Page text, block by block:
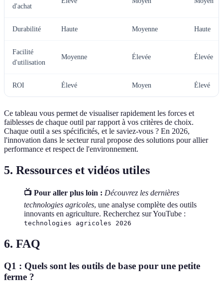
d'achat
Durabilité Haute Moyenne Haute
Facilité
d'utilisation
Moyenne Élevée Élevée
ROI Élevé Moyen Élevé
Ce tableau vous permet de visualiser rapidement les forces et
faiblesses de chaque outil par rapport à vos critères de choix.
Chaque outil a ses spécificités, et le saviez-vous ? En 2026,
l'innovation dans le secteur rural propose des solutions pour allier
performance et respect de l'environnement.
5. Ressources et vidéos utiles
📺 Pour aller plus loin : Découvrez les dernières
technologies agricoles, une analyse complète des outils
innovants en agriculture. Recherchez sur YouTube :
technologies agricoles 2026
6. FAQ
Q1 : Quels sont les outils de base pour une petite
ferme ?